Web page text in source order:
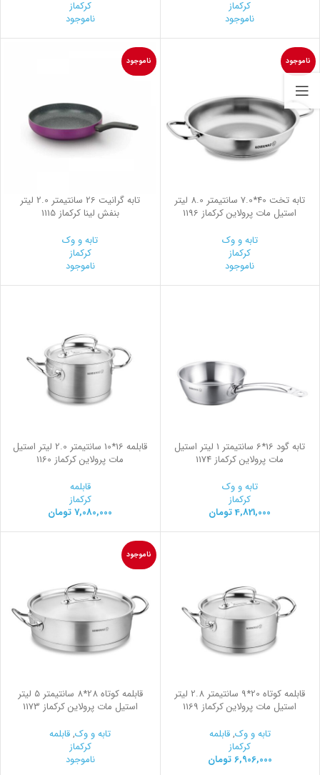
کرکماز
ناموجود
کرکماز
ناموجود
ناموجود
تابه تخت 40*7.0 سانتیمتر 8.0 لیتر
استیل مات پرولاین کرکماز 1196
تابه و وک
کرکماز
ناموجود
ناموجود
تابه گرانیت 26 سانتیمتر 2.0 لیتر
بنفش لینا کرکماز 1115
تابه و وک
کرکماز
ناموجود
تابه گود 16*6 سانتیمتر 1 لیتر استیل
مات پرولاین کرکماز 1174
تابه و وک
کرکماز
4,821,000 تومان
قابلمه 16*10 سانتیمتر 2.0 لیتر استیل
مات پرولاین کرکماز 1160
قابلمه
کرکماز
7,080,000 تومان
قابلمه کوتاه 20*9 سانتیمتر 2.8 لیتر
استیل مات پرولاین کرکماز 1169
تابه و وک,قابلمه
کرکماز
6,906,000 تومان
ناموجود
قابلمه کوتاه 28*8 سانتیمتر 5 لیتر
استیل مات پرولاین کرکماز 1173
تابه و وک,قابلمه
کرکماز
ناموجود